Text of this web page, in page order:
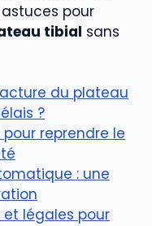
pour
tibial sans
du plateau
?
reprendre le
: une
légales pour